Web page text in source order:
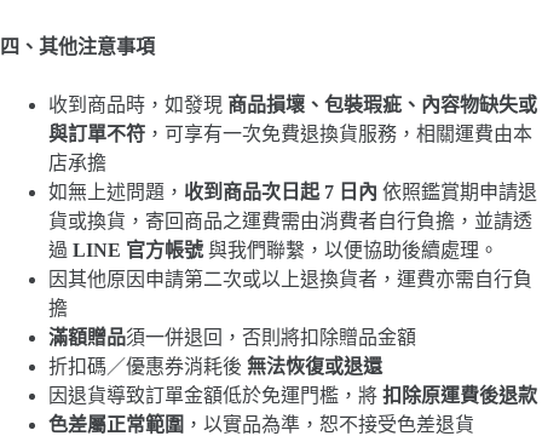
四、其他注意事項
收到商品時，如發現 商品損壞、包裝瑕疵、內容物缺失或
與訂單不符 ，可享有一次免費退換貨服務，相關運費由本
店承擔
如無上述問題， 收到商品次日起 7 日內 依照鑑賞期申請退
貨或換貨，寄回商品之運費需由消費者自行負擔，並請透
過 LINE 官方帳號 與我們聯繫，以便協助後續處理。
因其他原因申請第二次或以上退換貨者，運費亦需自行負
擔
滿額贈品須一併退回，否則將扣除贈品金額
折扣碼／優惠券消耗後 無法恢復或退還
因退貨導致訂單金額低於免運門檻，將 扣除原運費後退款
色差屬正常範圍 ，以實品為準，恕不接受色差退貨